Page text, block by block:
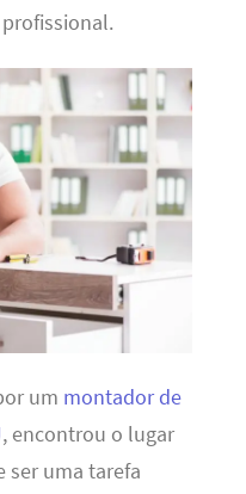
um montador de
, encontrou o lugar
ser uma tarefa